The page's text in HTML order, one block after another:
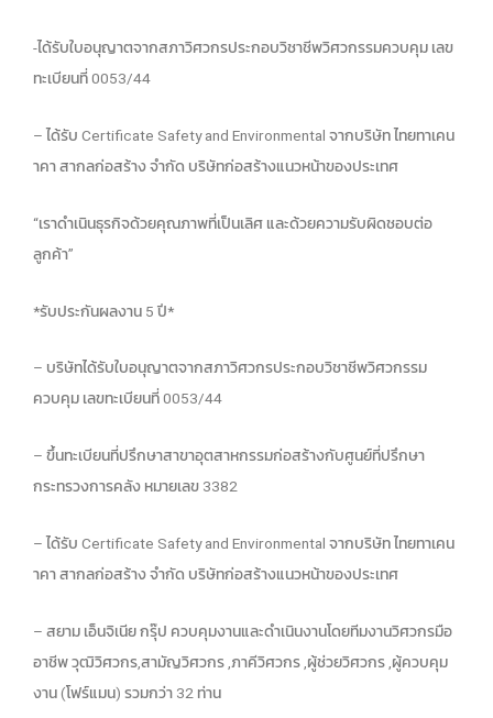
-ได้รับใบอนุญาตจากสภาวิศวกรประกอบวิชาชีพวิศวกรรมควบคุม เลข
ทะเบียนที่ 0053/44
– ได้รับ Certificate Safety and Environmental จากบริษัท ไทยทาเคน
าคา สากลก่อสร้าง จำกัด บริษัทก่อสร้างแนวหน้าของประเทศ
“เราดำเนินธุรกิจด้วยคุณภาพที่เป็นเลิศ และด้วยความรับผิดชอบต่อ
ลูกค้า”
*รับประกันผลงาน 5 ปี*
– บริษัทได้รับใบอนุญาตจากสภาวิศวกรประกอบวิชาชีพวิศวกรรม
ควบคุม เลขทะเบียนที่ 0053/44
– ขึ้นทะเบียนที่ปรึกษาสาขาอุตสาหกรรมก่อสร้างกับศูนย์ที่ปรึกษา
กระทรวงการคลัง หมายเลข 3382
– ได้รับ Certificate Safety and Environmental จากบริษัท ไทยทาเคน
าคา สากลก่อสร้าง จำกัด บริษัทก่อสร้างแนวหน้าของประเทศ
– สยาม เอ็นจิเนีย กรุ๊ป ควบคุมงานและดำเนินงานโดยทีมงานวิศวกรมือ
อาชีพ วุฒิวิศวกร,สามัญวิศวกร ,ภาคีวิศวกร ,ผู้ช่วยวิศวกร ,ผู้ควบคุม
งาน (โฟร์แมน) รวมกว่า 32 ท่าน